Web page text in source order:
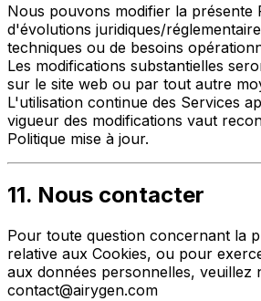
Nous pouvons modifier la présente
d'évolutions juridiques/
techniques ou de besoins
Les modifications substantielles
sur le site web ou par tout autre
L'utilisation continue des Services
vigueur des modifications vaut
Politique mise à jour.
11. Nous contacter
Pour toute question concernant la
relative aux Cookies, ou pour
aux données personnelles, veuillez
contact@airygen.com